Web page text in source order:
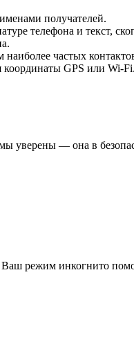
получателей.
телефона и текст,
частых
координаты GPS или Wi-Fi.
уверены — она в
режим инкогнито